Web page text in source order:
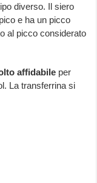
diverso. Il siero
e ha un picco
al picco considerato
affidabile per
La transferrina si